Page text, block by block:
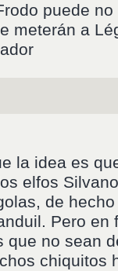
puede
meterán a
la idea es
elfos
de
Pero en
que no sean
chiquitos